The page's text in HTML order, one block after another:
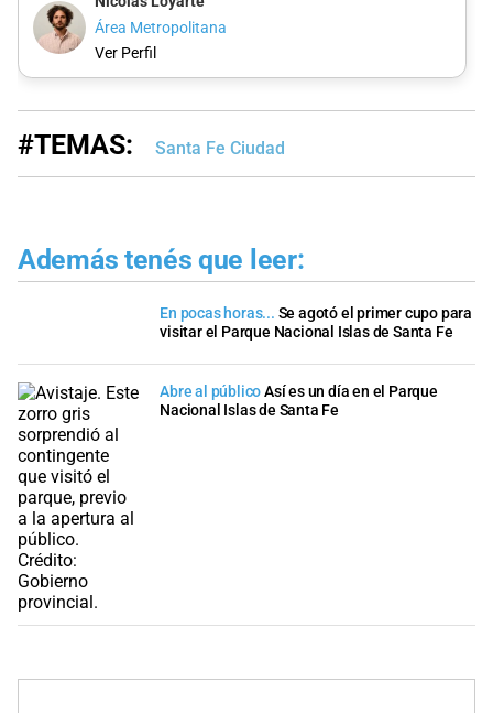
Área Metropolitana
Ver Perfil
#TEMAS: Santa Fe Ciudad
Además tenés que leer:
En pocas horas... Se agotó el primer cupo para
visitar el Parque Nacional Islas de Santa Fe
Abre al públicoAsí es un día en el Parque
Nacional Islas de Santa Fe